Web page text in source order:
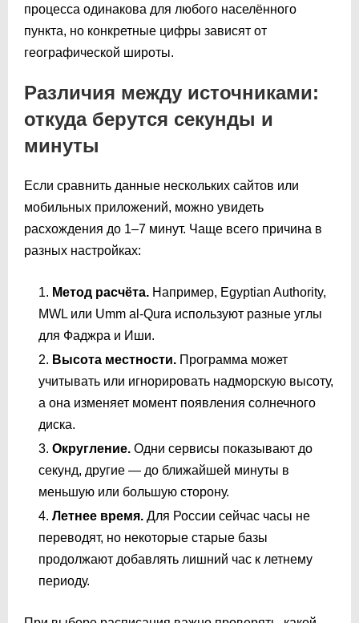
процесса одинакова для любого населённого
пункта, но конкретные цифры зависят от
географической широты.
Различия между источниками:
откуда берутся секунды и
минуты
Если сравнить данные нескольких сайтов или
мобильных приложений, можно увидеть
расхождения до 1–7 минут. Чаще всего причина в
разных настройках:
Метод расчёта. Например, Egyptian Authority,
MWL или Umm al-Qura используют разные углы
для Фаджра и Иши.
Высота местности. Программа может
учитывать или игнорировать надморскую высоту,
а она изменяет момент появления солнечного
диска.
Округление. Одни сервисы показывают до
секунд, другие — до ближайшей минуты в
меньшую или большую сторону.
Летнее время. Для России сейчас часы не
переводят, но некоторые старые базы
продолжают добавлять лишний час к летнему
периоду.